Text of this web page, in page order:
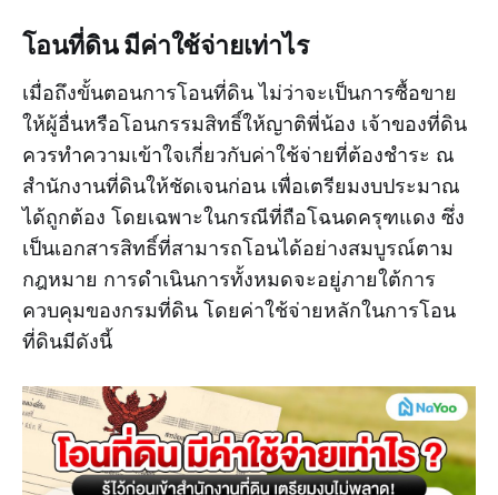
โอนที่ดิน มีค่าใช้จ่ายเท่าไร
เมื่อถึงขั้นตอนการโอนที่ดิน ไม่ว่าจะเป็นการซื้อขาย
ให้ผู้อื่นหรือโอนกรรมสิทธิ์ให้ญาติพี่น้อง เจ้าของที่ดิน
ควรทำความเข้าใจเกี่ยวกับค่าใช้จ่ายที่ต้องชำระ ณ
สำนักงานที่ดินให้ชัดเจนก่อน เพื่อเตรียมงบประมาณ
ได้ถูกต้อง โดยเฉพาะในกรณีที่ถือโฉนดครุฑแดง ซึ่ง
เป็นเอกสารสิทธิ์ที่สามารถโอนได้อย่างสมบูรณ์ตาม
กฎหมาย การดำเนินการทั้งหมดจะอยู่ภายใต้การ
ควบคุมของกรมที่ดิน โดยค่าใช้จ่ายหลักในการโอน
ที่ดินมีดังนี้